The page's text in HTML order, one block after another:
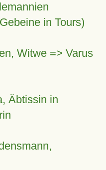
in Tours)
Witwe => Varus
Äbtissin in